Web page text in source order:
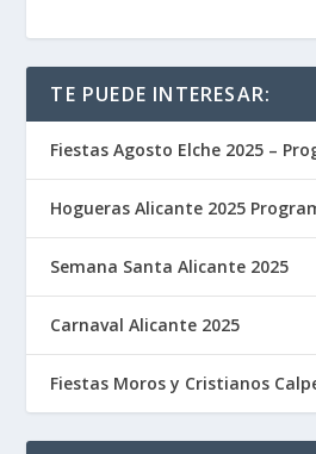
TE PUEDE INTERESAR:
Fiestas Agosto Elche 2025 –
Hogueras Alicante 2025
Semana Santa Alicante 2025
Carnaval Alicante 2025
Fiestas Moros y Cristianos